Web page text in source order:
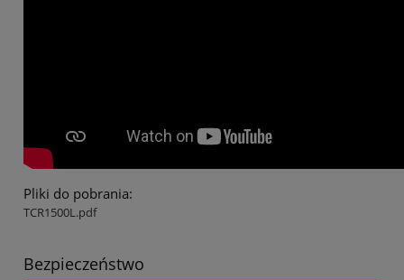
Pliki do pobrania:
TCR1500L.pdf
Bezpieczeństwo